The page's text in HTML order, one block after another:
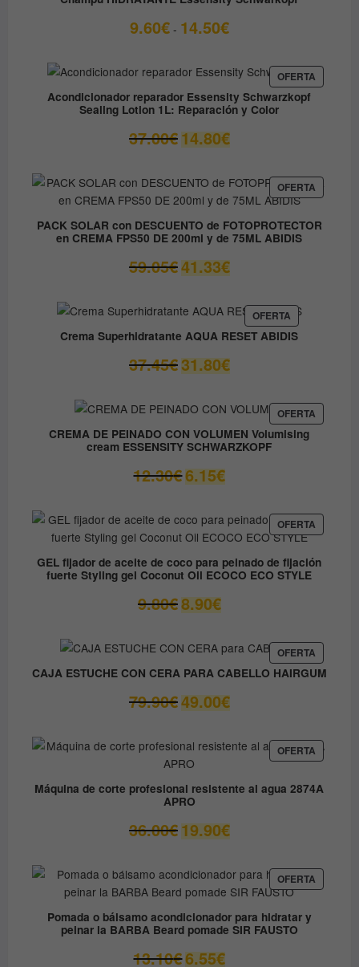
OFERTA
9.60€ - 14.50€Rango
desde
9.60€
hasta
14.50€
OFERTA
EN
Acondicionador reparador Essensity Schwarzkopf
Sealing Lotion 1L: Reparación y Color
37.00€ El
precio
era:
37.00€.
14.80€El
precio
es:
14.80€.
OFERTA
EN
PACK SOLAR con DESCUENTO de FOTOPROTECTOR
en CREMA FPS50 DE 200ml y de 75ML ABIDIS
59.05€ El
precio
era:
59.05€.
41.33€El
precio
es:
41.33€.
OFERTAPRODUCTO
EN
OFERTA
Crema Superhidratante AQUA RESET ABIDIS
37.45€ El
precio
era:
37.45€.
31.80€El
precio
es:
31.80€.
OFERTA
EN
CREMA DE PEINADO CON VOLUMEN Volumising
cream ESSENSITY SCHWARZKOPF
12.30€El
precio
era:
12.30€.
6.15€El
precio
es:
6.15€.
OFERTA
EN
GEL fijador de aceite de coco para peinado de fijación
fuerte Styling gel Coconut Oil ECOCO ECO STYLE
9.80€ El
precio
era:
9.80€.
8.90€El
precio
es:
8.90€.
OFERTA
EN
OFERTA
CAJA ESTUCHE CON CERA PARA CABELLO HAIRGUM
79.90€ El
precio
era:
79.90€.
49.00€El
precio
es:
OFERTA
EN
Máquina de corte profesional resistente al agua 2874A
APRO
36.00€ El
precio
era:
36.00€.
19.90€El
precio
es:
19.90€.
OFERTA
EN
Pomada o bálsamo acondicionador para hidratar y
peinar la BARBA Beard pomade SIR FAUSTO
13.10€El
6.55€El